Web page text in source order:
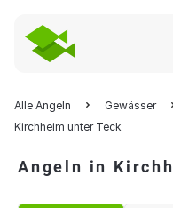
Alle Angeln Gewässer
Kirchheim unter Teck
Angeln in